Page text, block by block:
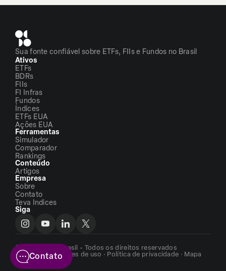
Sua fonte confiável sobre ETFs, FIIs e Fundos no Brasil
Ativos
ETFs
BDRs
FIIs
FI Infras
Fundos
Índices
ETFs EUA
Ações EUA
Ferramentas
Simulador
Comparador
Rankings
Conteúdo
Artigos
Empresa
Sobre
Contato
Teva Indices
Siga
©2026 - ETFs Brasil - Todos os direitos reservados
Termos e condições de uso · Política de privacidade · Mapa
do siteContato